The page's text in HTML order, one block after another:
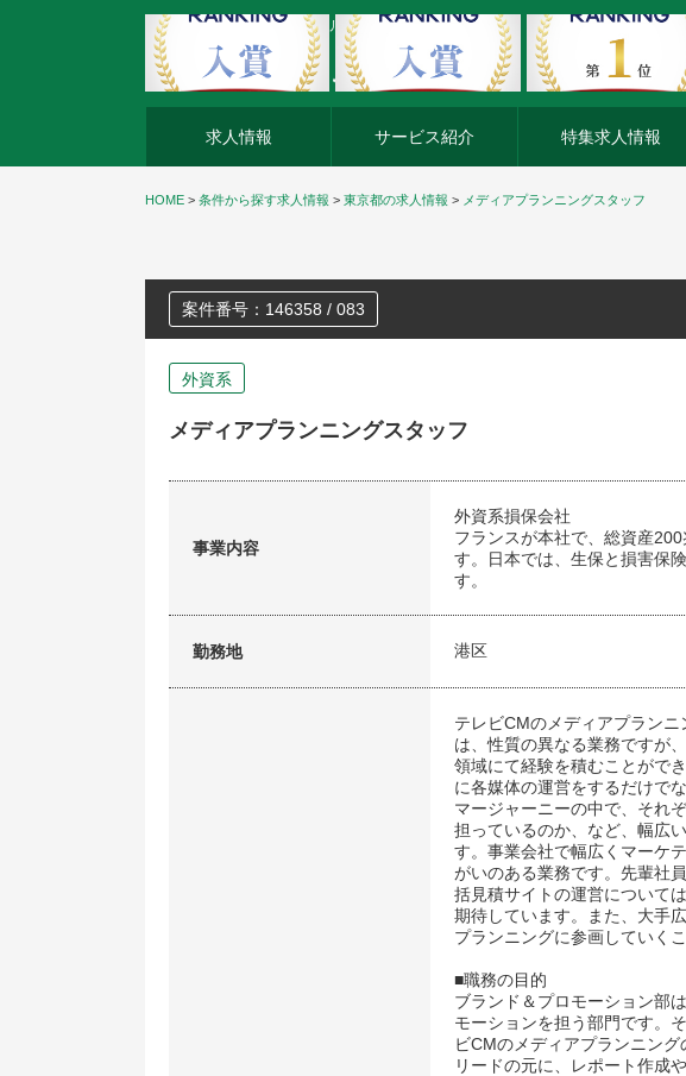
外資系企業の転職・キャリア転職ならアージスジャパン
求人情報 サービス紹介 特集求人情報
HOME > 条件から探す求人情報 > 東京都の求人情報 > メディアプランニングスタッフ
案件番号：146358 / 083
外資系
メディアプランニングスタッフ
事業内容
外資系損保会社
フランスが本社で、総資産
す。日本では、生保と損害保
す。
勤務地 港区
テレビCMのメディアプラン
は、性質の異なる業務ですが
領域にて経験を積むことがで
に各媒体の運営をするだけで
マージャーニーの中で、それ
担っているのか、など、幅広
す。事業会社で幅広くマーケ
がいのある業務です。先輩社
括見積サイトの運営について
期待しています。また、大手
プランニングに参画していく
■職務の目的
ブランド＆プロモーション部
モーションを担う部門です。
ビCMのメディアプランニン
リードの元に、レポート作成